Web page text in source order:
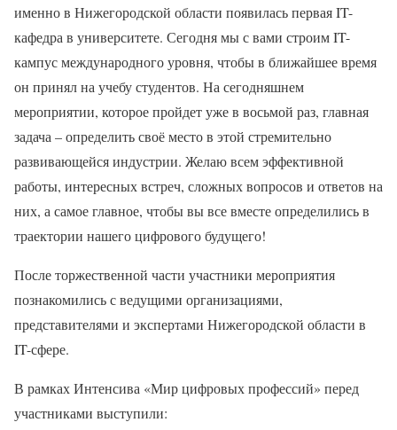
именно в Нижегородской области появилась первая IT-
кафедра в университете. Сегодня мы с вами строим IT-
кампус международного уровня, чтобы в ближайшее время
он принял на учебу студентов. На сегодняшнем
мероприятии, которое пройдет уже в восьмой раз, главная
задача – определить своё место в этой стремительно
развивающейся индустрии. Желаю всем эффективной
работы, интересных встреч, сложных вопросов и ответов на
них, а самое главное, чтобы вы все вместе определились в
траектории нашего цифрового будущего!
После торжественной части участники мероприятия
познакомились с ведущими организациями,
представителями и экспертами Нижегородской области в
IT-сфере.
В рамках Интенсива «Мир цифровых профессий» перед
участниками выступили: